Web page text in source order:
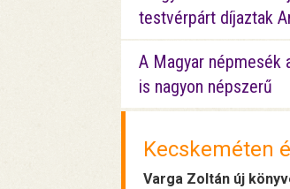
testvérpárt díjaztak
A Magyar népmesék
is nagyon népszerű
Kecskeméten
Varga Zoltán új